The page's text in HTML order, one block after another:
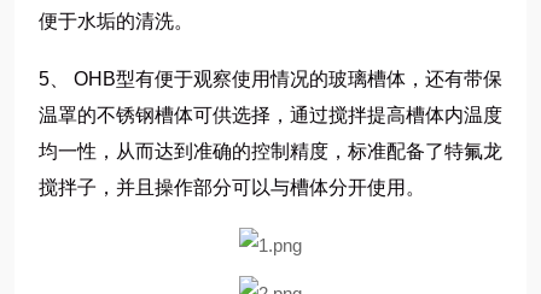
便于水垢的清洗。
5、 OHB型有便于观察使用情况的玻璃槽体，还有带保
温罩的不锈钢槽体可供选择，通过搅拌提高槽体内温度
均一性，从而达到准确的控制精度，标准配备了特氟龙
搅拌子，并且操作部分可以与槽体分开使用。